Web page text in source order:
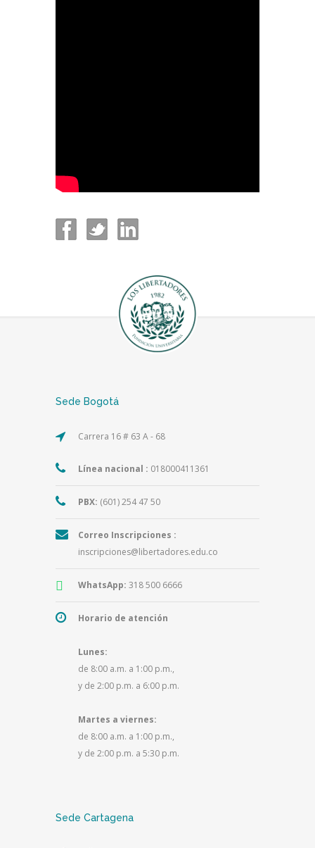
Sede Bogotá
Carrera 16 # 63 A - 68
Línea nacional : 018000411361
PBX: (601) 254 47 50
Correo Inscripciones :
inscripciones@libertadores.edu.co
WhatsApp: 318 500 6666
Horario de atención
Lunes:
de 8:00 a.m. a 1:00 p.m.,
y de 2:00 p.m. a 6:00 p.m.
Martes a viernes:
de 8:00 a.m. a 1:00 p.m.,
y de 2:00 p.m. a 5:30 p.m.
Sede Cartagena